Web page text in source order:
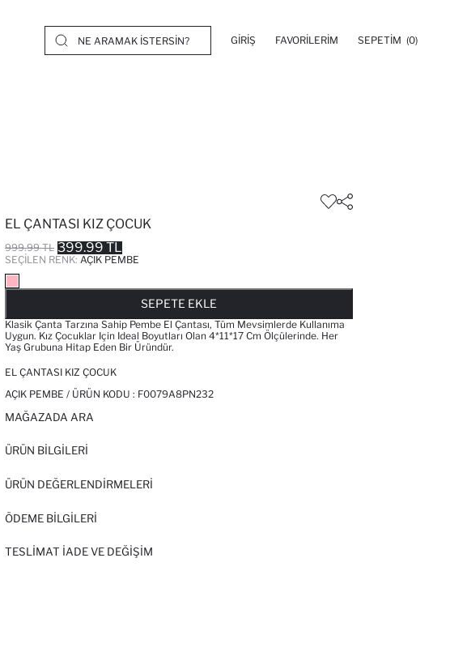
GIRIŞ FAVORILERIM SEPETIM (0)
EL ÇANTASI KIZ ÇOCUK
999.99 TL 399.99 TL
SEÇILEN RENK: AÇIK PEMBE
SEPETE EKLE
Klasik Çanta Tarzına Sahip Pembe El Çantası, Tüm Mevsimlerde Kullanıma
Uygun. Kız Çocuklar Için Ideal Boyutları Olan 4*11*17 Cm Ölçülerinde. Her
Yaş Grubuna Hitap Eden Bir Üründür.
EL ÇANTASI KIZ ÇOCUK
AÇIK PEMBE / ÜRÜN KODU : F0079A8PN232
MAĞAZADA ARA
ÜRÜN BILGILERI
ÜRÜN DEĞERLENDİRMELERİ
ÖDEME BİLGİLERİ
TESLIMAT İADE VE DEĞIŞIM